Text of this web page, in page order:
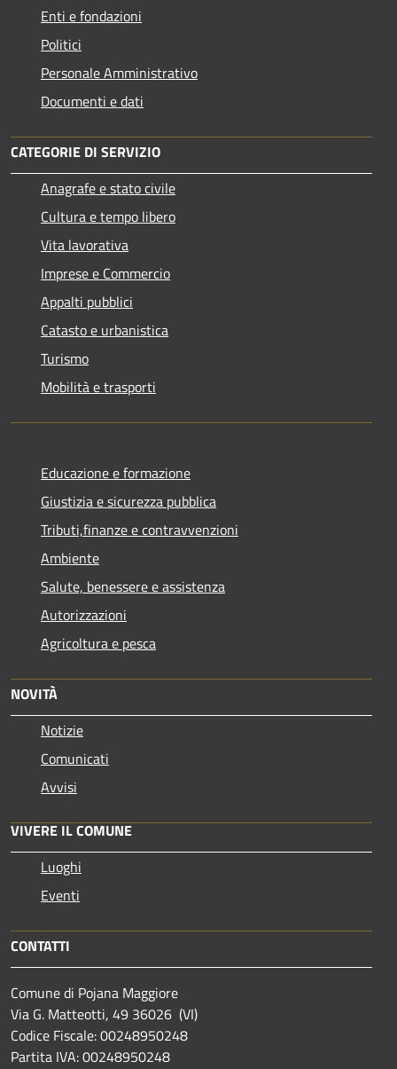
Enti e fondazioni
Politici
Personale Amministrativo
Documenti e dati
CATEGORIE DI SERVIZIO
Anagrafe e stato civile
Cultura e tempo libero
Vita lavorativa
Imprese e Commercio
Appalti pubblici
Catasto e urbanistica
Turismo
Mobilità e trasporti
Educazione e formazione
Giustizia e sicurezza pubblica
Tributi,finanze e contravvenzioni
Ambiente
Salute, benessere e assistenza
Autorizzazioni
Agricoltura e pesca
NOVITÀ
Notizie
Comunicati
Avvisi
VIVERE IL COMUNE
Luoghi
Eventi
CONTATTI
Comune di Pojana Maggiore
Via G. Matteotti, 49 36026 (VI)
Codice Fiscale: 00248950248
Partita IVA: 00248950248